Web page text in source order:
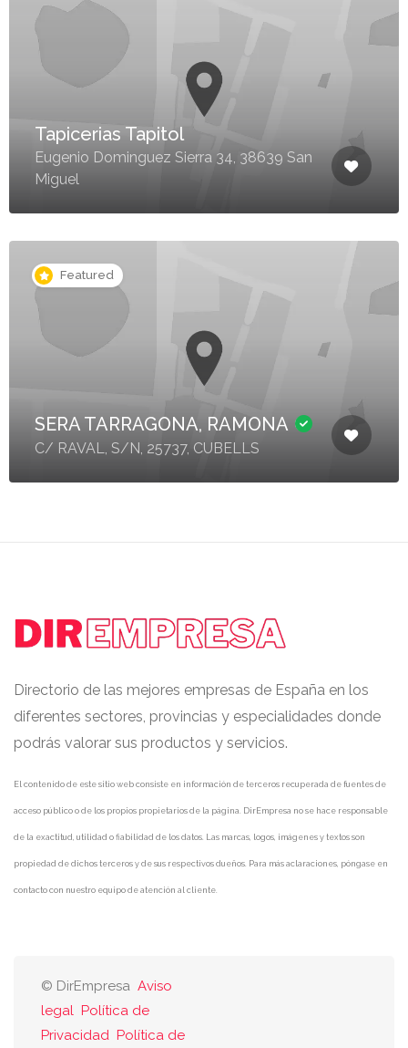
Tapicerias Tapitol
Eugenio Dominguez Sierra 34, 38639 San
Miguel
Featured
SERA TARRAGONA, RAMONA
C/ RAVAL, S/N, 25737, CUBELLS
Directorio de las mejores empresas de España en los
diferentes sectores, provincias y especialidades donde
podrás valorar sus productos y servicios.
El contenido de este sitio web consiste en información de terceros recuperada de fuentes de
acceso público o de los propios propietarios de la página. DirEmpresa no se hace responsable
de la exactitud, utilidad o fiabilidad de los datos. Las marcas, logos, imágenes y textos son
propiedad de dichos terceros y de sus respectivos dueños. Para más aclaraciones, póngase en
contacto con nuestro equipo de atención al cliente.
© DirEmpresa Aviso
legal Política de
Privacidad Política de